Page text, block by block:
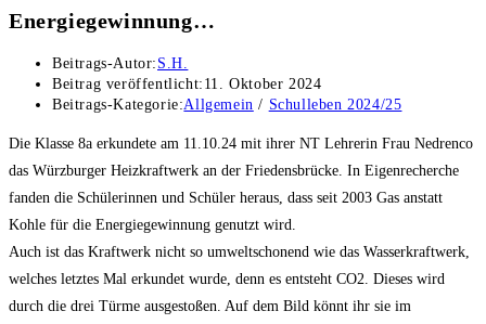
Energiegewinnung…
Beitrags-Autor: S.H.
Beitrag veröffentlicht: 11. Oktober 2024
Beitrags-Kategorie:Allgemein / Schulleben 2024/25
Die Klasse 8a erkundete am 11.10.24 mit ihrer NT Lehrerin Frau Nedrenco
das Würzburger Heizkraftwerk an der Friedensbrücke. In Eigenrecherche
fanden die Schülerinnen und Schüler heraus, dass seit 2003 Gas anstatt
Kohle für die Energiegewinnung genutzt wird.
Auch ist das Kraftwerk nicht so umweltschonend wie das Wasserkraftwerk,
welches letztes Mal erkundet wurde, denn es entsteht CO2. Dieses wird
durch die drei Türme ausgestoßen. Auf dem Bild könnt ihr sie im